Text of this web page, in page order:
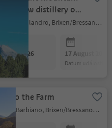
oil show distillery on
Villandro/Villanders
Villanders/Villandro, Brixen/Bressanone and environs
2026
události
17 August 2026
datum události
to the Farm
Barbian/Barbiano, Brixen/Bressanone and environs